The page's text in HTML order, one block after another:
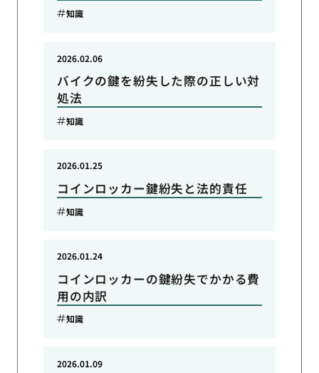
知識
バイクの鍵を紛失した際の正しい対
処法
2026.02.06
知識
コインロッカー鍵紛失と法的責任
2026.01.25
知識
コインロッカーの鍵紛失でかかる費
用の内訳
2026.01.24
知識
2026.01.09